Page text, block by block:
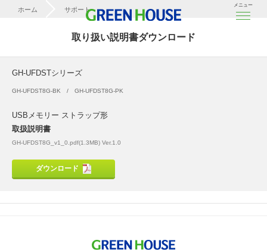
メニュー
ホーム サポート
取り扱い説明書ダウンロード
GH-UFDSTシリーズ
GH-UFDST8G-BK GH-UFDST8G-PK
USBメモリー ストラップ形
取扱説明書
GH-UFDST8G_v1_0.pdf(1.3MB) Ver.1.0
ダウンロード